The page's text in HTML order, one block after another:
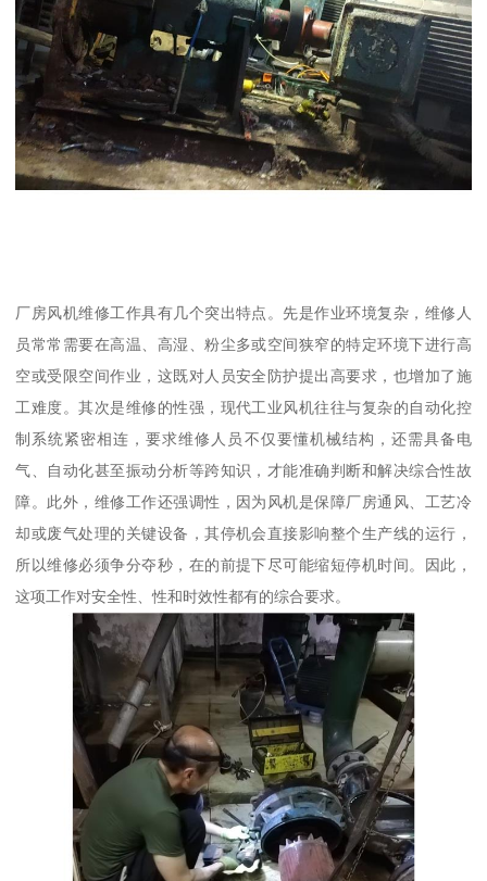
厂房风机维修工作具有几个突出特点。先是作业环境复杂，维修人
员常常需要在高温、高湿、粉尘多或空间狭窄的特定环境下进行高
空或受限空间作业，这既对人员安全防护提出高要求，也增加了施
工难度。其次是维修的性强，现代工业风机往往与复杂的自动化控
制系统紧密相连，要求维修人员不仅要懂机械结构，还需具备电
气、自动化甚至振动分析等跨知识，才能准确判断和解决综合性故
障。此外，维修工作还强调性，因为风机是保障厂房通风、工艺冷
却或废气处理的关键设备，其停机会直接影响整个生产线的运行，
所以维修必须争分夺秒，在的前提下尽可能缩短停机时间。因此，
这项工作对安全性、性和时效性都有的综合要求。